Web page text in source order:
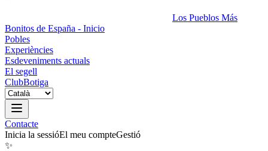
Los Pueblos Más
Bonitos de España - Inicio
Pobles
Experiències
Esdeveniments actuals
El segell
ClubBotiga
Contacte
Inicia la sessióEl meu compteGestió
✨